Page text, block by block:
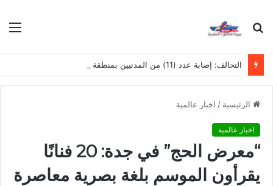
بحث
الرئيسية / اخبار عالمية
اخبار عالمية
“معرض الحج” في جدة: 20 فنانًا
يقرأون الموسم بلغة بصرية معاصرة